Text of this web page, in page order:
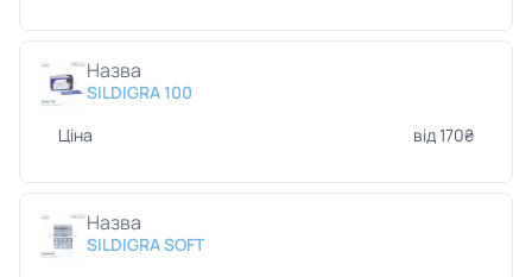
Назва
SILDIGRA 100
Ціна
від 170₴
Назва
SILDIGRA SOFT